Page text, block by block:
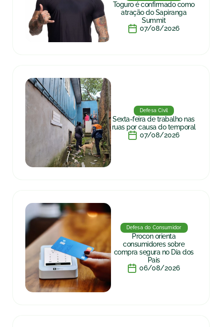
Toguro é confirmado como
atração do Sapiranga
Summit
07/08/2026
Defesa Civil
Sexta-feira de trabalho nas
ruas por causa do temporal
07/08/2026
Defesa do Consumidor
Procon orienta
consumidores sobre
compra segura no Dia dos
Pais
06/08/2026